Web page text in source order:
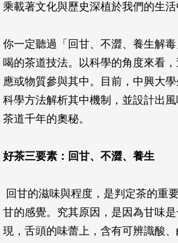
乘載著文化與歷史深植於我們的生活
你一定聽過「回甘、不澀、養生解
喝的茶道技法。以科學的角度來看
應或物質參與其中。目前，中興大
科學方法解析其中機制，並設計出
茶道千年的奧秘。
好茶三要素：回甘、不澀、養生
回甘的滋味與程度，是判定茶的重
甘的感覺。究其原因，是因為甘味
現，舌頭的味蕾上，含有可辨識酸